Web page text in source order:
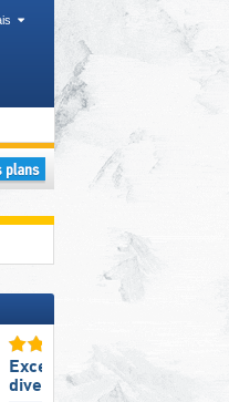
Excellente
diversité des pistes